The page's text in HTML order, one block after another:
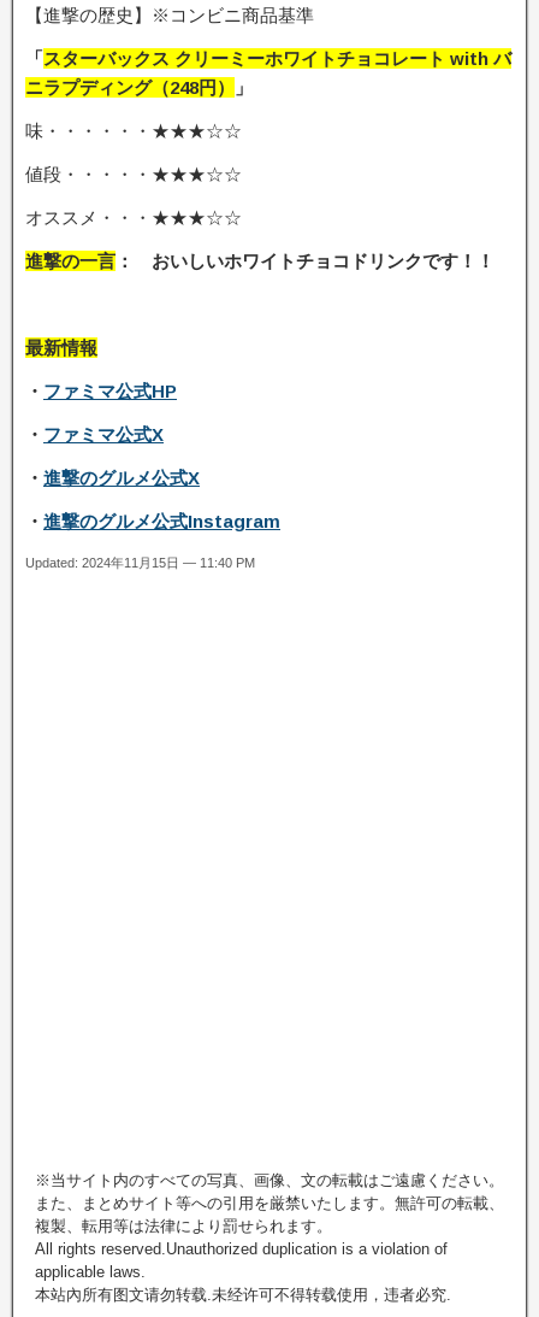
【進撃の歴史】※コンビニ商品基準
「スターバックス クリーミーホワイトチョコレート with バ
ニラプディング（248円）
」
味・・・・・・★★★☆☆
値段・・・・・★★★☆☆
オススメ・・・★★★☆☆
進撃の一言 ： おいしいホワイトチョコドリンクです！！
最新情報
・ ファミマ公式HP
・ ファミマ公式X
・ 進撃のグルメ公式X
・ 進撃のグルメ公式Instagram
Updated: 2024年11月15日 — 11:40 PM
※当サイト内のすべての写真、画像、文の転載はご遠慮ください。
また、まとめサイト等への引用を厳禁いたします。無許可の転載、
複製、転用等は法律により罰せられます。
All rights reserved.Unauthorized duplication is a violation of
applicable laws.
本站內所有图文请勿转载.未经许可不得转载使用，违者必究.